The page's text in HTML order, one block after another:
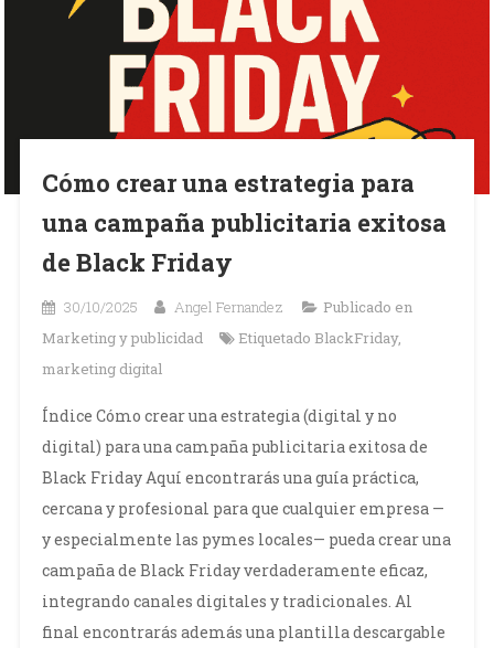
Cómo crear una estrategia para
una campaña publicitaria exitosa
de Black Friday
30/10/2025 Angel Fernandez
Publicado en
Marketing y publicidad
Etiquetado BlackFriday,
marketing digital
Índice Cómo crear una estrategia (digital y no
digital) para una campaña publicitaria exitosa de
Black Friday Aquí encontrarás una guía práctica,
cercana y profesional para que cualquier empresa —
y especialmente las pymes locales— pueda crear una
campaña de Black Friday verdaderamente eficaz,
integrando canales digitales y tradicionales. Al
final encontrarás además una plantilla descargable